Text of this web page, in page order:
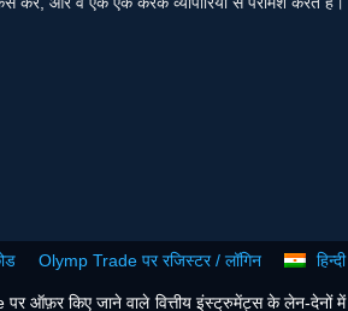
Olymp Trade पर रजिस्टर / लॉगिन हिन्दी
पर ऑफ़र किए जाने वाले वित्तीय इंस्ट्रुमेंट्स के लेन-देनों में